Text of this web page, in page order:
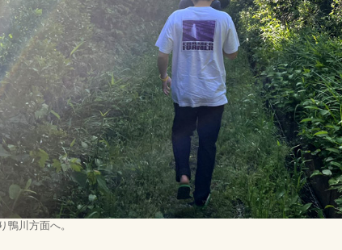
鴨川方面へ。